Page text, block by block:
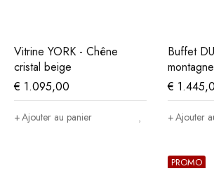
Vitrine YORK - Chêne
cristal beige
€ 1.095,00
Ajouter au panier
Buffet
montagne
€
Ajouter
PROMO